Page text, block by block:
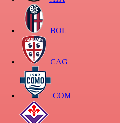
BOL
CAG
COM